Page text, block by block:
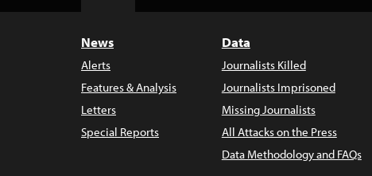
News
Alerts
Features & Analysis
Letters
Special Reports
Data
Journalists Killed
Journalists Imprisoned
Missing Journalists
All Attacks on the Press
Data Methodology and FAQs